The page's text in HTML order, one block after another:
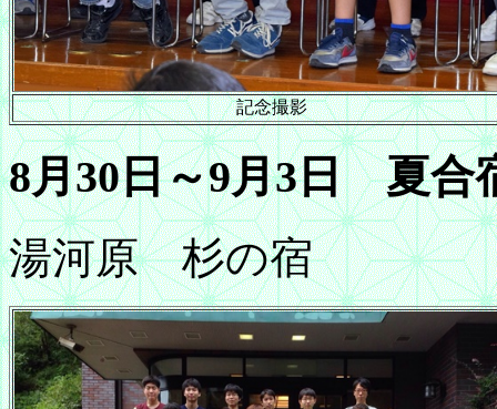
記念撮影
8月30日～9月3日 夏合
湯河原 杉の宿